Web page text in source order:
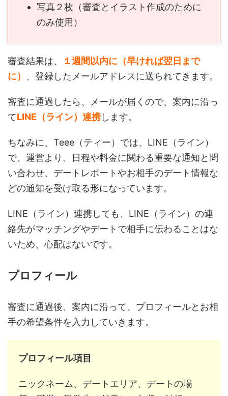
写真２枚（審査とイラスト作成のために
のみ使用）
審査結果は、
１週間以内に（早ければ翌日まで
に） 、登録したメールアドレスに送られてきます。
審査に通過したら、メールが届くので、案内に沿っ
てLINE（ライン）連携します。
ちなみに、Teee（ティー）では、LINE（ライン）
で、運営より、日程や料金に関わる重要な通知と問
い合わせ、デートレポートやお相手のデート情報な
どの通知を受け取る形になっています。
LINE（ライン）連携しても、LINE（ライン）の連
絡先がマッチングやデートで相手に伝わることはな
いため、心配はないです。
プロフィール
審査に通過後、案内に沿って、プロフィールとお相
手の希望条件を入力していきます。
プロフィール項目
ニックネーム、デートエリア、デートの場